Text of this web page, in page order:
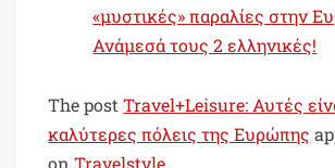
«μυστικές» παραλίες στην
Ανάμεσά τους 2 ελληνικές!
The postTravel+Leisure: Αυτές
καλύτερες πόλεις της Ευρώπης